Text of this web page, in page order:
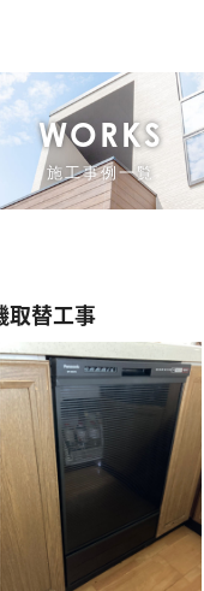
WORKS
施工事例一覧
取替工事